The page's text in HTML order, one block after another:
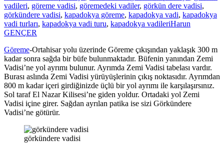
vadileri, göreme vadisi, göremedeki vadiler, görkün dere vadisi,
görkündere vadisi, kapadokya göreme, kapadokya vadi, kapadokya
vadi turları, kapadokya vadi turu, kapadokya vadileriHarun
GENÇER
Göreme-Ortahisar yolu üzerinde Göreme çıkışından yaklaşık 300 m
kadar sonra sağda bir büfe bulunmaktadır. Büfenin yanından Zemi
Vadisi’ne yol ayrımı bulunur. Ayrımda Zemi Vadisi tabelası vardır.
Burası aslında Zemi Vadisi yürüyüşlerinin çıkış noktasıdır. Ayrımdan
800 m kadar içeri girdiğinizde üçlü bir yol ayrımı ile karşılaşırsınız.
Sol taraf El Nazar Kilisesi’ne giden yoldur. Ortadaki yol Zemi
Vadisi içine girer. Sağdan ayrılan patika ise sizi Görkündere
Vadisi’ne götürür.
görkündere vadisi